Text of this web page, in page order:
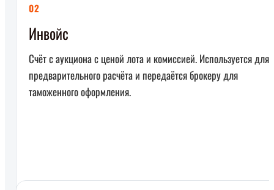
02
Инвойс
Счёт с аукциона с ценой лота и комиссией. Используется для
предварительного расчёта и передаётся брокеру для
таможенного оформления.